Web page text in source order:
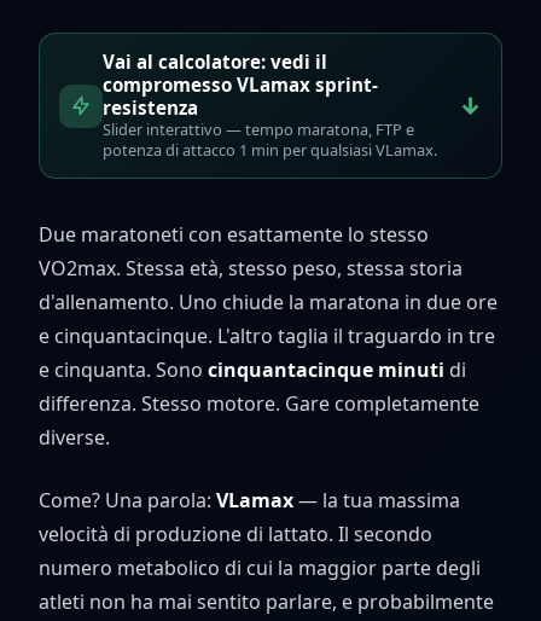
Vai al calcolatore: vedi il
compromesso VLamax sprint-
resistenza
Slider interattivo — tempo maratona, FTP e
potenza di attacco 1 min per qualsiasi VLamax.
↓
Due maratoneti con esattamente lo stesso
VO2max. Stessa età, stesso peso, stessa storia
d'allenamento. Uno chiude la maratona in due ore
e cinquantacinque. L'altro taglia il traguardo in tre
e cinquanta. Sono cinquantacinque minuti di
differenza. Stesso motore. Gare completamente
diverse.
Come? Una parola: VLamax— la tua massima
velocità di produzione di lattato. Il secondo
numero metabolico di cui la maggior parte degli
atleti non ha mai sentito parlare, e probabilmente